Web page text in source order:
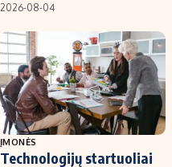
2026-08-04
ĮMONĖS
Technologijų startuoliai